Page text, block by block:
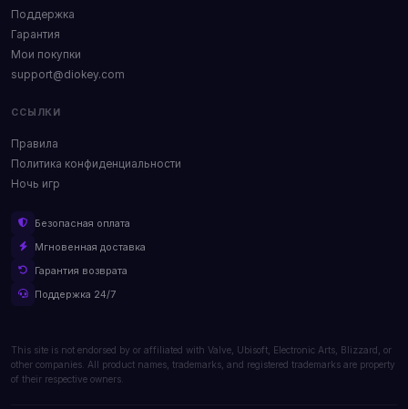
Поддержка
Гарантия
Мои покупки
support@diokey.com
ССЫЛКИ
Правила
Политика конфиденциальности
Ночь игр
Безопасная оплата
Мгновенная доставка
Гарантия возврата
Поддержка 24/7
This site is not endorsed by or affiliated with Valve, Ubisoft, Electronic Arts, Blizzard, or
other companies. All product names, trademarks, and registered trademarks are property
of their respective owners.